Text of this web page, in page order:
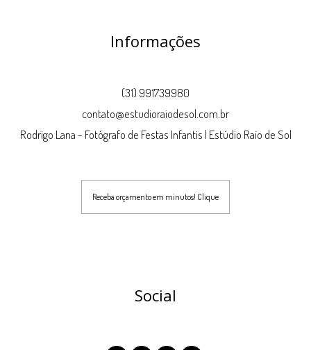
Informações
(31) 991739980
contato@estudioraiodesol.com.br
Rodrigo Lana - Fotógrafo de Festas Infantis | Estúdio Raio de Sol
Receba orçamento em minutos! Clique
Social